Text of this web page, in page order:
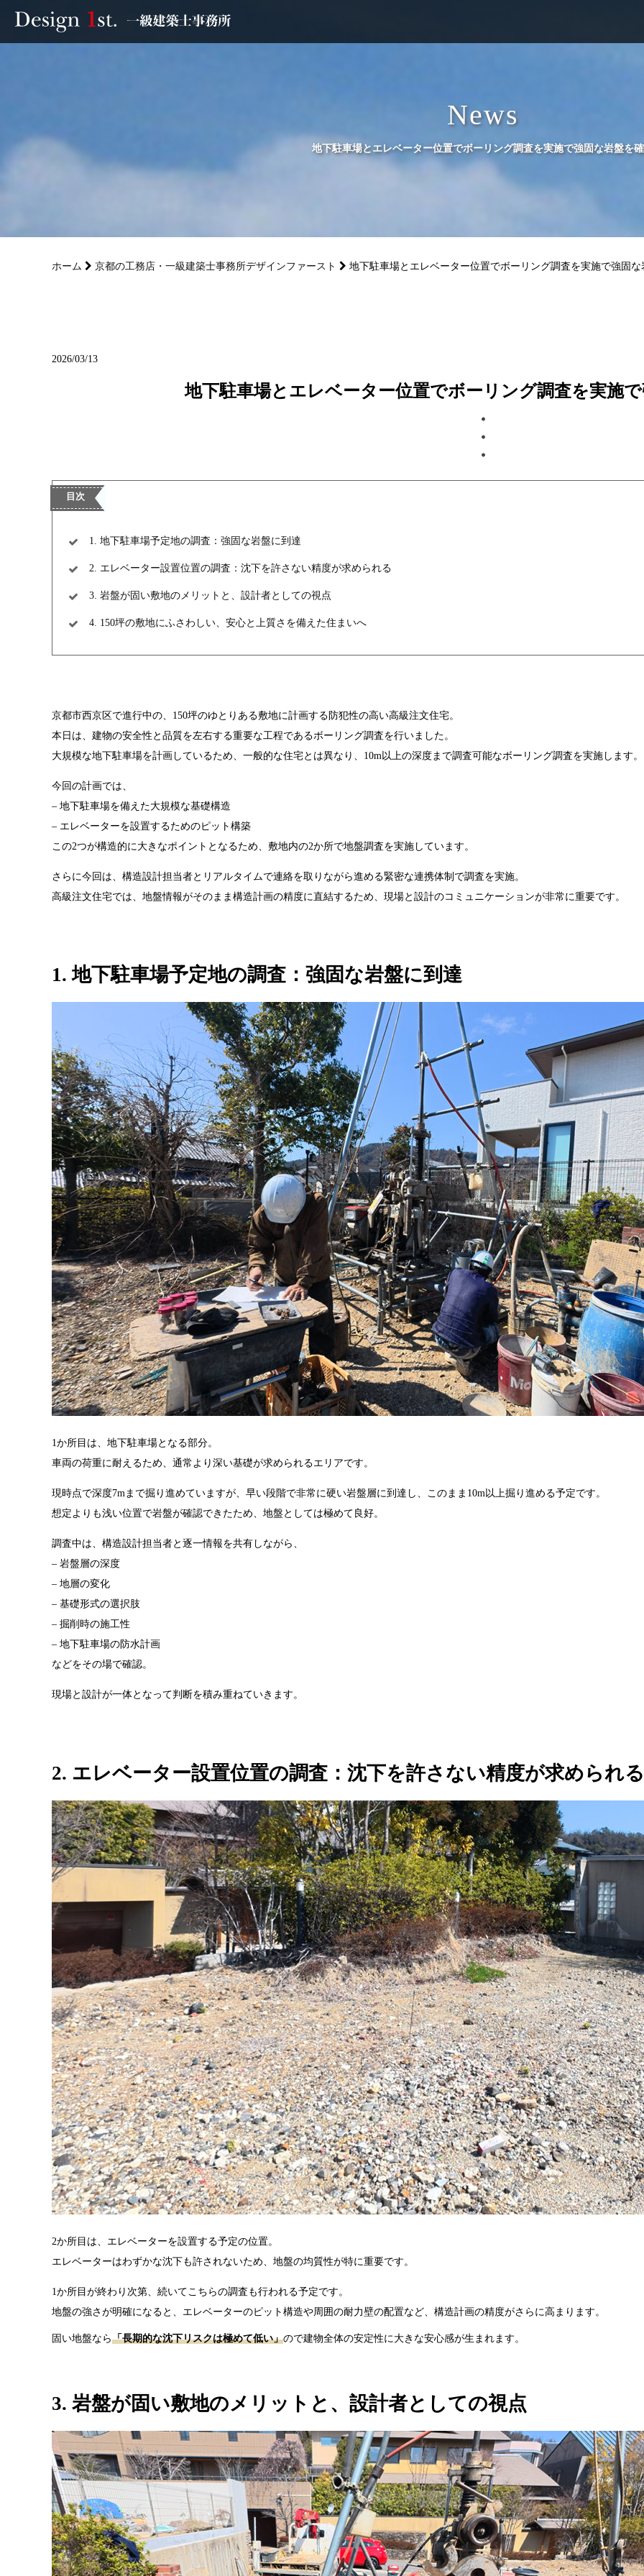
リフォーム
サービス
ブログ
News
地下駐車場とエレベーター位置でボーリング調査を実施で強固な岩盤を
ホーム 京都の工務店・一級建築士事務所デザインファースト 地下駐車場とエレベーター位置でボーリング調査を実施で強固な
2026/03/13
地下駐車場とエレベーター位置でボーリング調査を実施
1. 地下駐車場予定地の調査：強固な岩盤に到達
2. エレベーター設置位置の調査：沈下を許さない精度が求められる
3. 岩盤が固い敷地のメリットと、設計者としての視点
4. 150坪の敷地にふさわしい、安心と上質さを備えた住まいへ
京都市西京区で進行中の、150坪のゆとりある敷地に計画する防犯性の高い高級注文住宅。
本日は、建物の安全性と品質を左右する重要な工程であるボーリング調査を行いました。
大規模な地下駐車場を計画しているため、一般的な住宅とは異なり、10m以上の深度まで調査可能なボーリング調査を実施します。
今回の計画では、
– 地下駐車場を備えた大規模な基礎構造
– エレベーターを設置するためのピット構築
この2つが構造的に大きなポイントとなるため、敷地内の2か所で地盤調査を実施しています。
さらに今回は、構造設計担当者とリアルタイムで連絡を取りながら進める緊密な連携体制で調査を実施。
高級注文住宅では、地盤情報がそのまま構造計画の精度に直結するため、現場と設計のコミュニケーションが非常に重要です。
1. 地下駐車場予定地の調査：強固な岩盤に到達
1か所目は、地下駐車場となる部分。
車両の荷重に耐えるため、通常より深い基礎が求められるエリアです。
現時点で深度7mまで掘り進めていますが、早い段階で非常に硬い岩盤層に到達し、このまま10m以上掘り進める予定です。
想定よりも浅い位置で岩盤が確認できたため、地盤としては極めて良好。
調査中は、構造設計担当者と逐一情報を共有しながら、
– 岩盤層の深度
– 地層の変化
– 基礎形式の選択肢
– 掘削時の施工性
– 地下駐車場の防水計画
などをその場で確認。
現場と設計が一体となって判断を積み重ねていきます。
2. エレベーター設置位置の調査：沈下を許さない精度が求められる
2か所目は、エレベーターを設置する予定の位置。
エレベーターはわずかな沈下も許されないため、地盤の均質性が特に重要です。
1か所目が終わり次第、続いてこちらの調査も行われる予定です。
地盤の強さが明確になると、エレベーターのピット構造や周囲の耐力壁の配置など、構造計画の精度がさらに高まります。
固い地盤なら「長期的な沈下リスクは極めて低い」ので建物全体の安定性に大きな安心感が生まれます。
3. 岩盤が固い敷地のメリットと、設計者としての視点